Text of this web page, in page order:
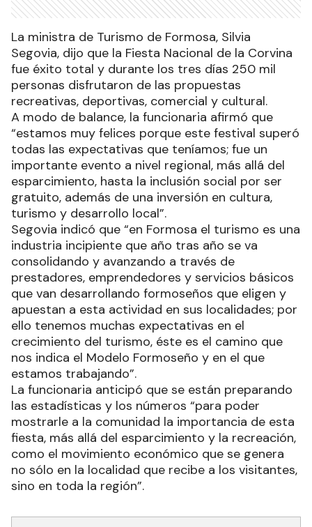
La ministra de Turismo de Formosa, Silvia
Segovia, dijo que la Fiesta Nacional de la Corvina
fue éxito total y durante los tres días 250 mil
personas disfrutaron de las propuestas
recreativas, deportivas, comercial y cultural.
A modo de balance, la funcionaria afirmó que
“estamos muy felices porque este festival superó
todas las expectativas que teníamos; fue un
importante evento a nivel regional, más allá del
esparcimiento, hasta la inclusión social por ser
gratuito, además de una inversión en cultura,
turismo y desarrollo local”.
Segovia indicó que “en Formosa el turismo es una
industria incipiente que año tras año se va
consolidando y avanzando a través de
prestadores, emprendedores y servicios básicos
que van desarrollando formoseños que eligen y
apuestan a esta actividad en sus localidades; por
ello tenemos muchas expectativas en el
crecimiento del turismo, éste es el camino que
nos indica el Modelo Formoseño y en el que
estamos trabajando”.
La funcionaria anticipó que se están preparando
las estadísticas y los números “para poder
mostrarle a la comunidad la importancia de esta
fiesta, más allá del esparcimiento y la recreación,
como el movimiento económico que se genera
no sólo en la localidad que recibe a los visitantes,
sino en toda la región”.